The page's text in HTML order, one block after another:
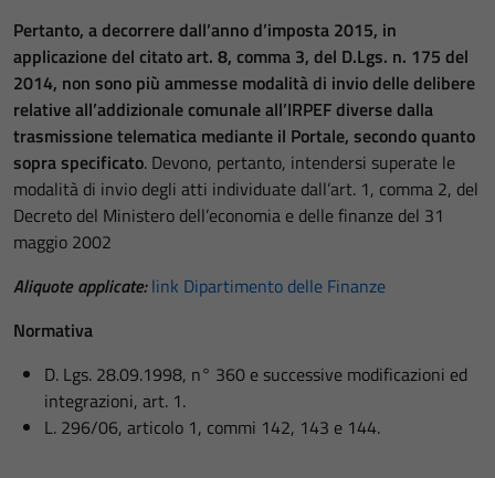
Pertanto, a decorrere dall’anno d’imposta 2015, in
applicazione del citato art. 8, comma 3, del D.Lgs. n. 175 del
2014, non sono più ammesse modalità di invio delle delibere
relative all’addizionale comunale all’IRPEF diverse dalla
trasmissione telematica mediante il Portale, secondo quanto
sopra specificato. Devono, pertanto, intendersi superate le
modalità di invio degli atti individuate dall’art. 1, comma 2, del
Decreto del Ministero dell’economia e delle finanze del 31
maggio 2002
Aliquote applicate: link Dipartimento delle Finanze
Normativa
D. Lgs. 28.09.1998, n° 360 e successive modificazioni ed
integrazioni, art. 1.
L. 296/06, articolo 1, commi 142, 143 e 144.